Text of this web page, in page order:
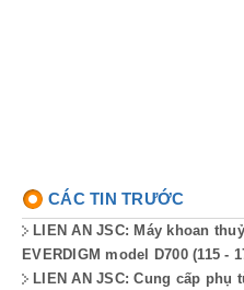
CÁC TIN TRƯỚC
LIEN AN JSC: Máy khoan
EVERDIGM model D700 (115 -
LIEN AN JSC: Cung cấp phụ